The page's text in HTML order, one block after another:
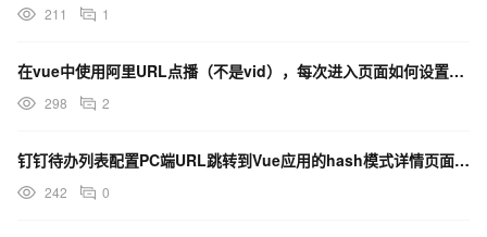
211 1
在vue中使用阿里URL点播（不是vid），每次进入页面如何设置默认清晰度
298 2
钉钉待办列表配置PC端URL跳转到Vue应用的hash模式详情页面，路径被截取
242 0